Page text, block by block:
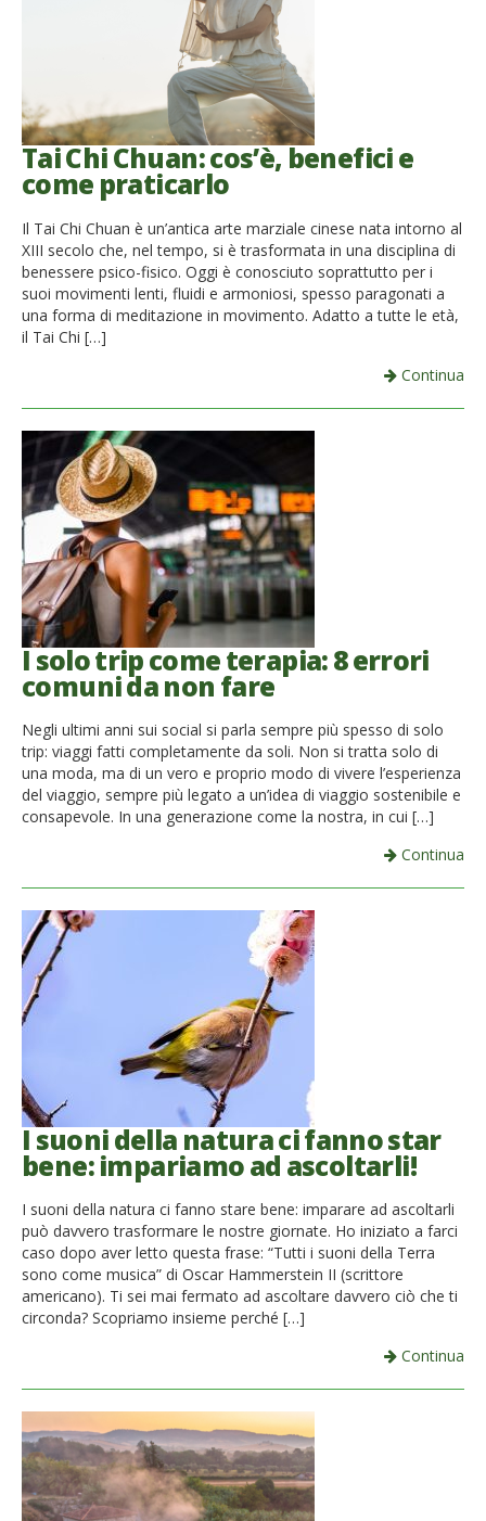
Tai Chi Chuan: cos’è, benefici e
come praticarlo
Il Tai Chi Chuan è un’antica arte marziale cinese nata intorno al
XIII secolo che, nel tempo, si è trasformata in una disciplina di
benessere psico-fisico. Oggi è conosciuto soprattutto per i
suoi movimenti lenti, fluidi e armoniosi, spesso paragonati a
una forma di meditazione in movimento. Adatto a tutte le età,
il Tai Chi […]
Continua
I solo trip come terapia: 8 errori
comuni da non fare
Negli ultimi anni sui social si parla sempre più spesso di solo
trip: viaggi fatti completamente da soli. Non si tratta solo di
una moda, ma di un vero e proprio modo di vivere l’esperienza
del viaggio, sempre più legato a un’idea di viaggio sostenibile e
consapevole. In una generazione come la nostra, in cui […]
Continua
I suoni della natura ci fanno star
bene: impariamo ad ascoltarli!
I suoni della natura ci fanno stare bene: imparare ad ascoltarli
può davvero trasformare le nostre giornate. Ho iniziato a farci
caso dopo aver letto questa frase: “Tutti i suoni della Terra
sono come musica” di Oscar Hammerstein II (scrittore
americano). Ti sei mai fermato ad ascoltare davvero ciò che ti
circonda? Scopriamo insieme perché […]
Continua